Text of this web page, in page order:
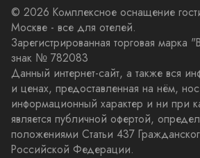
© 2026 Комплексное оснащение
Москве - все для отелей.
Зарегистрированная торговая марка
знак № 782083
Данный интернет-сайт, а также вся
и ценах, предоставленная на нём,
информационный характер и ни при
является публичной офертой,
положениями Статьи 437
Российской Федерации.